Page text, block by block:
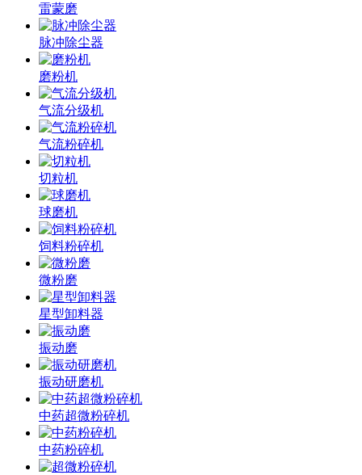
雷蒙磨
脉冲除尘器
磨粉机
气流分级机
气流粉碎机
切粒机
球磨机
饲料粉碎机
微粉磨
星型卸料器
振动磨
振动研磨机
中药超微粉碎机
中药粉碎机